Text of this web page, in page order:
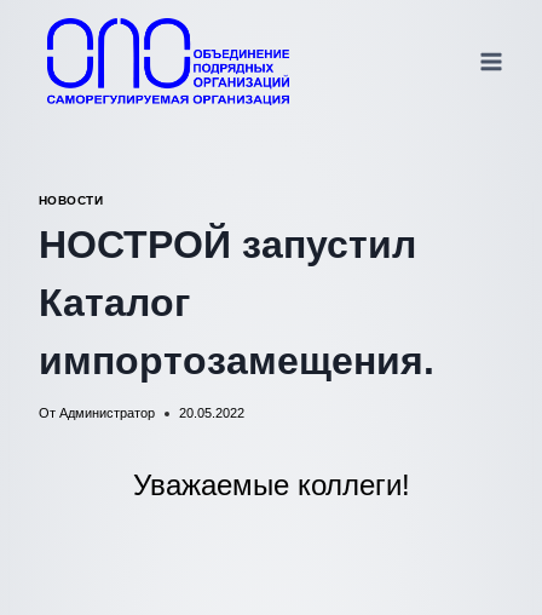
содержимому
НОВОСТИ
НОСТРОЙ запустил
Каталог
импортозамещения.
От Администратор 20.05.2022
Уважаемые коллеги!